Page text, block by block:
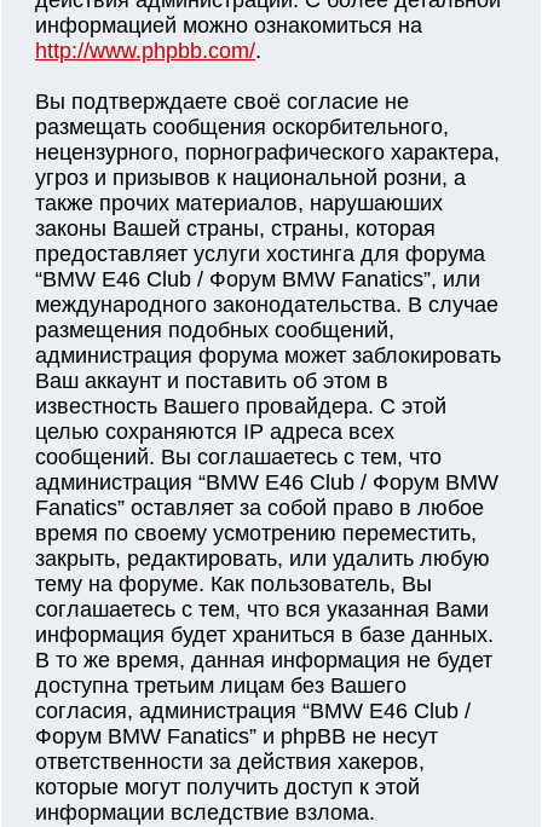
информацией можно ознакомиться на
http://www.phpbb.com/.
Вы подтверждаете своё согласие не
размещать сообщения оскорбительного,
нецензурного, порнографического характера,
угроз и призывов к национальной розни, а
также прочих материалов, нарушаюших
законы Вашей страны, страны, которая
предоставляет услуги хостинга для форума
“BMW E46 Club / Форум BMW Fanatics”, или
международного законодательства. В случае
размещения подобных сообщений,
администрация форума может заблокировать
Ваш аккаунт и поставить об этом в
известность Вашего провайдера. С этой
целью сохраняются IP адреса всех
сообщений. Вы соглашаетесь с тем, что
администрация “BMW E46 Club / Форум BMW
Fanatics” оставляет за собой право в любое
время по своему усмотрению переместить,
закрыть, редактировать, или удалить любую
тему на форуме. Как пользователь, Вы
соглашаетесь с тем, что вся указанная Вами
информация будет храниться в базе данных.
В то же время, данная информация не будет
доступна третьим лицам без Вашего
согласия, администрация “BMW E46 Club /
Форум BMW Fanatics” и phpBB не несут
ответственности за действия хакеров,
которые могут получить доступ к этой
информации вследствие взлома.